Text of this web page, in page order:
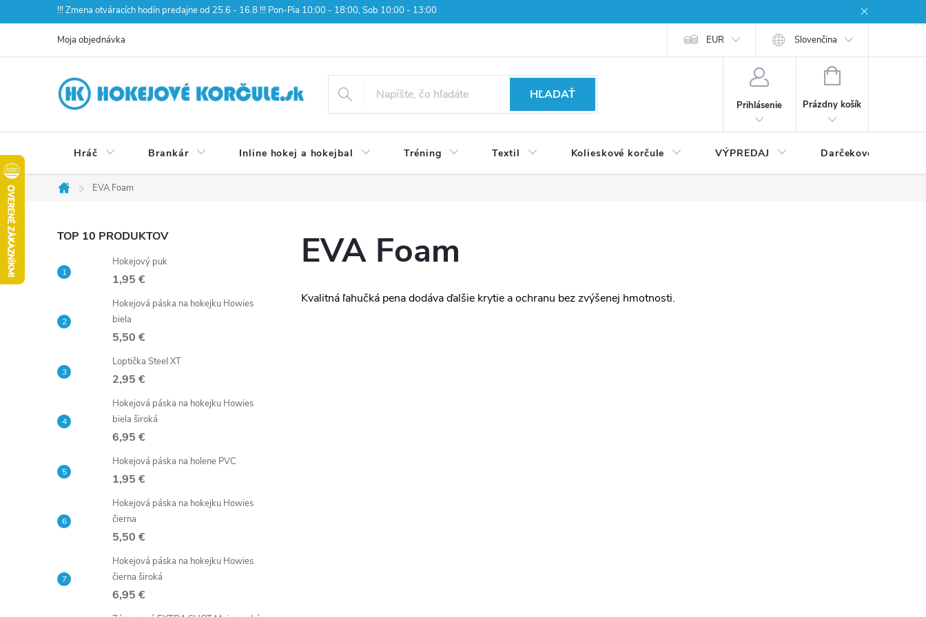
na
!!! Zmena otváracích hodín predajne od 25.6 - 16.8 !!! Pon-Pia 10:00 - 18:00, Sob 10:00 - 13:00
Moja objednávka EUR Slovenčina
HĽADAŤ
Prihlásenie
NÁKUPNÝ
Prázdny košík
Hráč Brankár Inline hokej a hokejbal Tréning Textil Kolieskové korčule VÝPREDAJ Darčekové poukážky
Domov
EVA Foam
B
o
č
ý
p
n
e
TOP 10 PRODUKTOV
Hokejový puk
1,95 €
Hokejová páska na hokejku Howies
biela
5,50 €
Loptička Steel XT
2,95 €
Hokejová páska na hokejku Howies
biela široká
6,95 €
Hokejová páska na holene PVC
1,95 €
Hokejová páska na hokejku Howies
čierna
5,50 €
Hokejová páska na hokejku Howies
čierna široká
6,95 €
EVA Foam
Kvalitná ľahučká pena dodáva ďalšie krytie a ochranu bez zvýšenej hmotnosti.